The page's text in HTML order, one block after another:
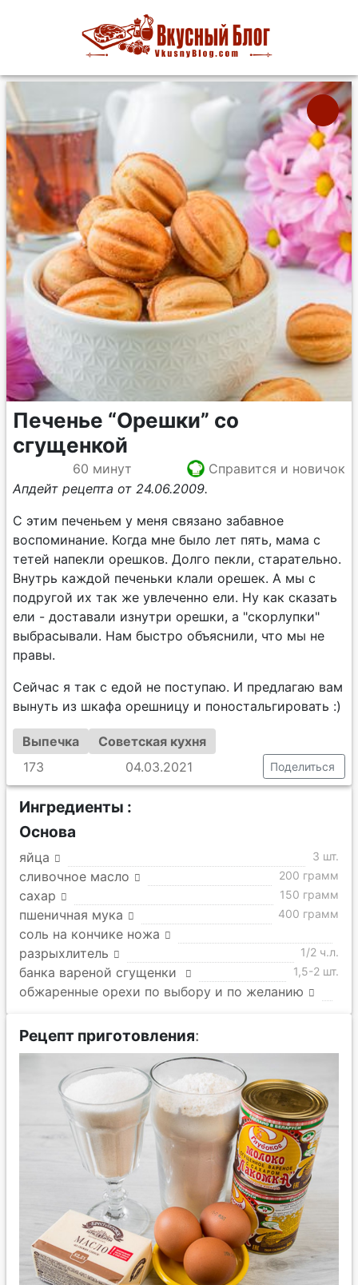
Печенье “Орешки” со
сгущенкой
60 минут
Справится и новичок
Апдейт рецепта от 24.06.2009.
С этим печеньем у меня связано забавное
воспоминание. Когда мне было лет пять, мама с
тетей напекли орешков. Долго пекли, старательно.
Внутрь каждой печеньки клали орешек. А мы с
подругой их так же увлеченно ели. Ну как сказать
ели - доставали изнутри орешки, а "скорлупки"
выбрасывали. Нам быстро объяснили, что мы не
правы.
Сейчас я так с едой не поступаю. И предлагаю вам
вынуть из шкафа орешницу и поностальгировать :)
Выпечка
Советская кухня
173
04.03.2021 Поделиться
Ингредиенты :
Основа
яйца 3 шт.
сливочное масло 200 грамм
сахар 150 грамм
пшеничная мука 400 грамм
соль на кончике ножа
разрыхлитель
1/2 ч.л.
банка вареной сгущенки 1,5-2 шт.
обжаренные орехи по выбору и по желанию
Рецепт приготовления: